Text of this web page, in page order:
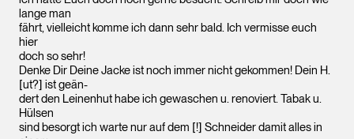
lange man
fährt, vielleicht komme ich dann sehr bald. Ich vermisse euch
hier
doch so sehr!
Denke Dir Deine Jacke ist noch immer nicht gekommen! Dein H.
[ut?] ist geän-
dert den Leinenhut habe ich gewaschen u. renoviert. Tabak u.
Hülsen
sind besorgt ich warte nur auf dem [!] Schneider damit alles in